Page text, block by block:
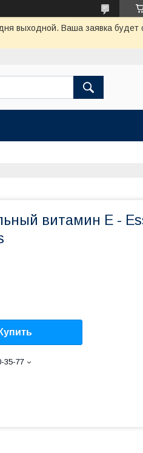
выходной. Ваша заявка
витамин Е -
Купить
35-77